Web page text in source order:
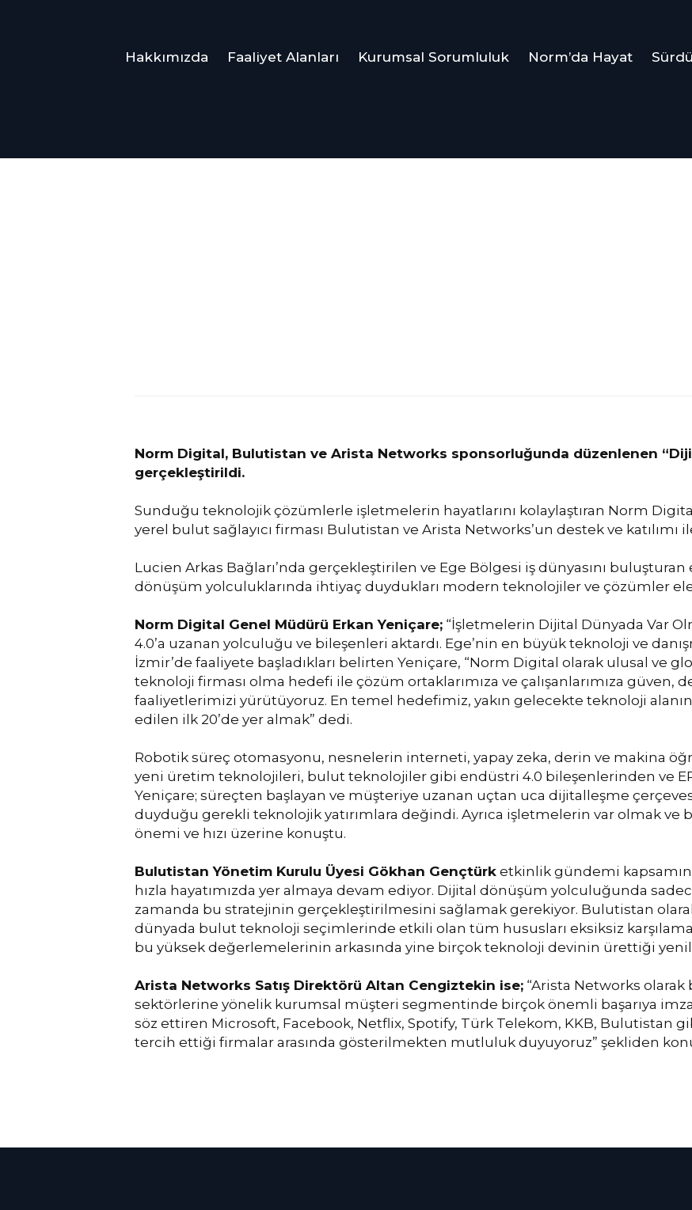
Hakkımızda Faaliyet Alanları Kurumsal Sorumluluk Norm’da Hayat
Norm Digital, Bulutistan ve Arista Networks sponsorluğunda düzenlenen
gerçekleştirildi.
Sunduğu teknolojik çözümlerle işletmelerin hayatlarını kolaylaştıran Norm
yerel bulut sağlayıcı firması Bulutistan ve Arista Networks’un destek ve katılımı
Lucien Arkas Bağları’nda gerçekleştirilen ve Ege Bölgesi iş dünyasını
dönüşüm yolculuklarında ihtiyaç duydukları modern teknolojiler ve çözümler ele
Norm Digital Genel Müdürü Erkan Yeniçare; “İşletmelerin Dijital Dünyada Var
4.0’a uzanan yolculuğu ve bileşenleri aktardı. Ege’nin en büyük teknoloji ve
İzmir’de faaliyete başladıkları belirten Yeniçare, “Norm Digital olarak ulusal ve
teknoloji firması olma hedefi ile çözüm ortaklarımıza ve çalışanlarımıza güven,
faaliyetlerimizi yürütüyoruz. En temel hedefimiz, yakın gelecekte teknoloji
edilen ilk 20’de yer almak” dedi.
Robotik süreç otomasyonu, nesnelerin interneti, yapay zeka, derin ve makina
yeni üretim teknolojileri, bulut teknolojiler gibi endüstri 4.0 bileşenlerinden ve
Yeniçare; süreçten başlayan ve müşteriye uzanan uçtan uca dijitalleşme
duyduğu gerekli teknolojik yatırımlara değindi. Ayrıca işletmelerin var olmak ve
önemi ve hızı üzerine konuştu.
Bulutistan Yönetim Kurulu Üyesi Gökhan Gençtürk etkinlik gündemi
hızla hayatımızda yer almaya devam ediyor. Dijital dönüşüm yolculuğunda
zamanda bu stratejinin gerçekleştirilmesini sağlamak gerekiyor. Bulutistan
dünyada bulut teknoloji seçimlerinde etkili olan tüm hususları eksiksiz
bu yüksek değerlemelerinin arkasında yine birçok teknoloji devinin ürettiği
Arista Networks Satış Direktörü Altan Cengiztekin ise; “Arista Networks
sektörlerine yönelik kurumsal müşteri segmentinde birçok önemli başarıya imza
söz ettiren Microsoft, Facebook, Netflix, Spotify, Türk Telekom, KKB, Bulutistan
tercih ettiği firmalar arasında gösterilmekten mutluluk duyuyoruz” şekliden